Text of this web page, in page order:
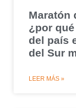
Maratón
¿por
del país
del Sur
LEER MÁS »